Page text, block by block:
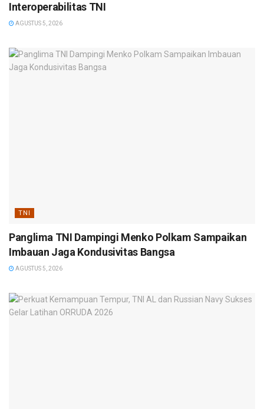
Interoperabilitas TNI
AGUSTUS 5, 2026
TNI
Panglima TNI Dampingi Menko Polkam Sampaikan
Imbauan Jaga Kondusivitas Bangsa
AGUSTUS 5, 2026